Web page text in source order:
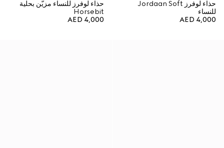
حذاء لوفرز Jordaan Soft
للنساء
AED 4,000
حذاء لوفرز للنساء مزيّن بحلية
Horsebit
AED 4,000